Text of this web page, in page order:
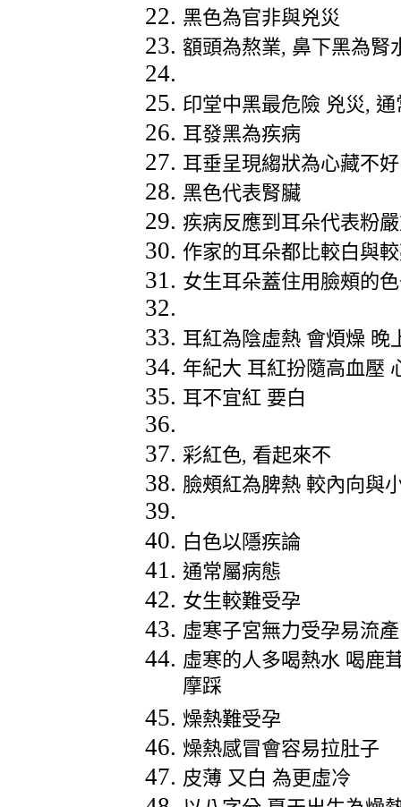
黑色為官非與兇災
額頭為熬業, 鼻下黑為腎
印堂中黑最危險 兇災, 通
耳發黑為疾病
耳垂呈現縐狀為心藏不好
黑色代表腎臟
疾病反應到耳朵代表粉
作家的耳朵都比較白與
女生耳朵蓋住用臉頰的
耳紅為陰虛熱 會煩燥 晚
年紀大 耳紅扮隨高血壓
耳不宜紅 要白
彩紅色, 看起來不
臉頰紅為脾熱 較內向與
白色以隱疾論
通常屬病態
女生較難受孕
虛寒子宮無力受孕易流產
虛寒的人多喝熱水 喝鹿
摩踩
燥熱難受孕
燥熱感冒會容易拉肚子
皮薄 又白 為更虛冷